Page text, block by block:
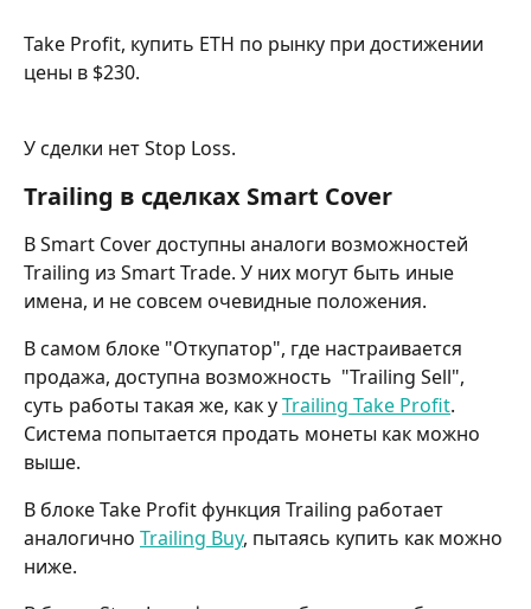
Take Profit, купить ETH по рынку при достижении
цены в $230.
У сделки нет Stop Loss.
Trailing в сделках Smart Cover
В Smart Cover доступны аналоги возможностей
Trailing из Smart Trade. У них могут быть иные
имена, и не совсем очевидные положения.
В самом блоке "Откупатор", где настраивается
продажа, доступна возможность  "Trailing Sell",
суть работы такая же, как у Trailing Take Profit.
Система попытается продать монеты как можно
выше.
В блоке Take Profit функция Trailing работает
аналогично Trailing Buy, пытаясь купить как можно
ниже.